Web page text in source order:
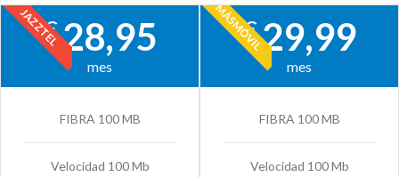
JAZZTEL
€28,95
mes
FIBRA 100 MB
Velocidad 100 Mb
MÁSMÓVIL
€29,99
mes
FIBRA 100 MB
Velocidad 100 Mb